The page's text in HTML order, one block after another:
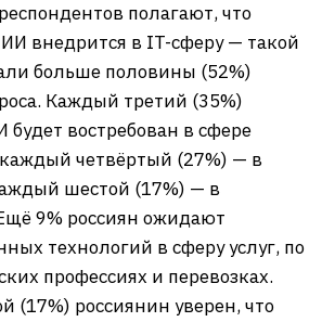
полагают, что
ИИ внедрится в IT-сферу — такой
больше половины (52%)
Каждый третий (35%)
будет востребован в сфере
каждый четвёртый (27%) — в
шестой (17%) — в
9% россиян ожидают
технологий в сферу услуг, по
профессиях и перевозках.
(17%) россиянин уверен, что